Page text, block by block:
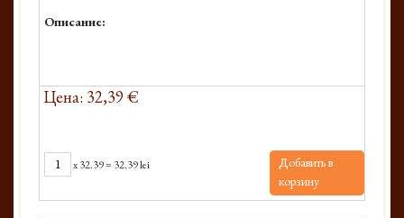
Описание:
Цена: 32,39 €
x32.39= 32.39 lei
Добавить в
корзину